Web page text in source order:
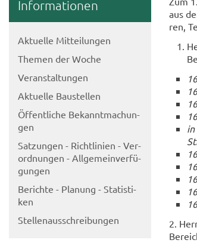
In­for­ma­tio­nen
Ak­tu­el­le Mit­tei­lun­gen
The­men der Woche
Ver­an­stal­tun­gen
Ak­tu­el­le Bau­stel­len
Öf­fent­li­che Be­kannt­ma­chun­
gen
Sat­zun­gen - Richt­li­ni­en - Ver­
ord­nun­gen - All­ge­mein­ver­fü­
gun­gen
Be­rich­te - Pla­nung - Sta­tis­ti­
ken
Stel­len­aus­schrei­bun­gen
aus
ren,
in
2.